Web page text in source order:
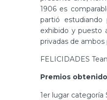
1906 es
partió estudiando
exhibido y puesto
privadas de
FELICIDADES
Premios
1er lugar categoría